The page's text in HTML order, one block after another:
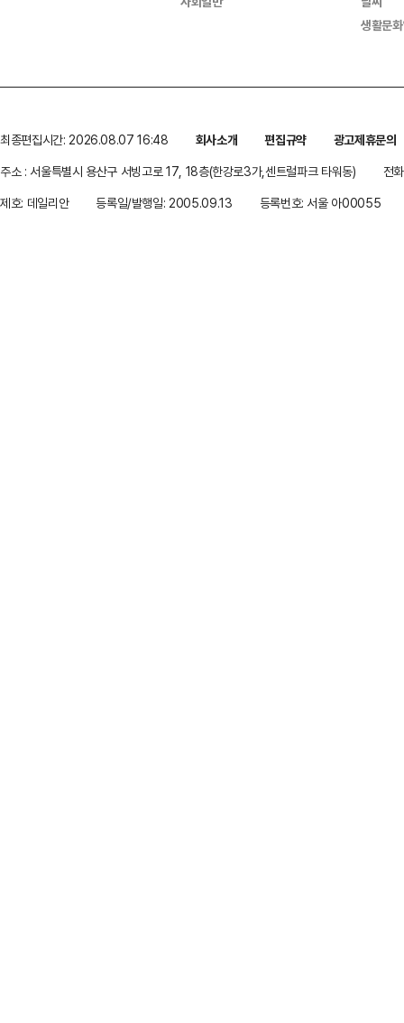
생활문
최종편집시간: 2026.08.07 16:48 회사소개 편집규약
광고제휴문의
주소 : 서울특별시 용산구 서빙고로 17, 18층(한강로3가,센트럴파크 타워동)
전
제호: 데일리안
등록일/발행일: 2005.09.13 등록번호: 서울 아00055